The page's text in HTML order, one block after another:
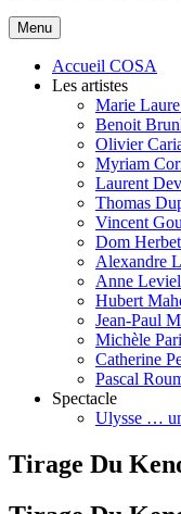
Menu
Accueil COSA
Les artistes
Marie
Benoit
Olivier
Myriam
Laurent
Thomas
Vincent
Dom Herbet
Alexandre
Anne Leviel
Hubert
Jean-Paul
Michèle
Catherine
Pascal
Spectacle
Ulysse …
Tirage Du